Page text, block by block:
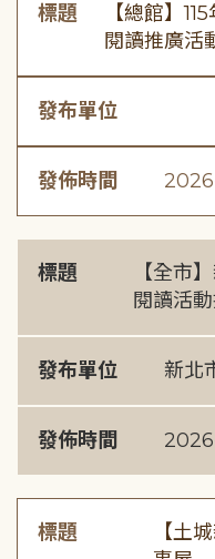
標題
【總館】
閱讀推廣活
發布單位
發佈時間
標題
【全市
閱讀活
發布單位 新北
發佈時間
標題
【土